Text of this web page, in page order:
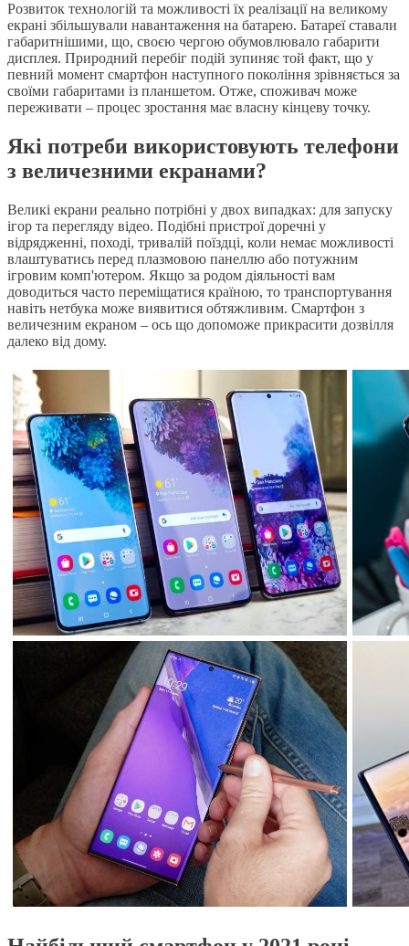
Розвиток технологій та можливості їх реалізації на великому
екрані збільшували навантаження на батарею. Батареї ставали
габаритнішими, що, своєю чергою обумовлювало габарити
дисплея. Природний перебіг подій зупиняє той факт, що у
певний момент смартфон наступного покоління зрівняється за
своїми габаритами із планшетом. Отже, споживач може
переживати – процес зростання має власну кінцеву точку.
Які потреби використовують телефони
з величезними екранами?
Великі екрани реально потрібні у двох випадках: для запуску
ігор та перегляду відео. Подібні пристрої доречні у
відрядженні, поході, тривалій поїздці, коли немає можливості
влаштуватись перед плазмовою панеллю або потужним
ігровим комп'ютером. Якщо за родом діяльності вам
доводиться часто переміщатися країною, то транспортування
навіть нетбука може виявитися обтяжливим. Смартфон з
величезним екраном – ось що допоможе прикрасити дозвілля
далеко від дому.